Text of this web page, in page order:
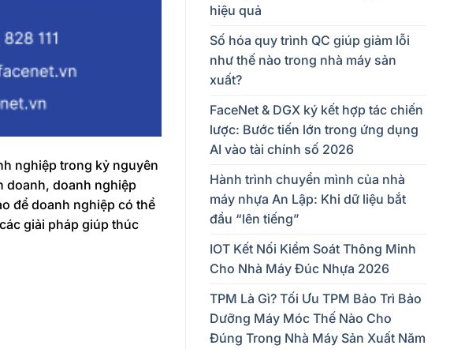
nghiệp trong kỷ nguyên
doanh, doanh nghiệp
để doanh nghiệp có thể
giải pháp giúp thúc
hiệu quả
Số hóa quy trình QC giúp giảm lỗi
như thế nào trong nhà máy sản
xuất?
FaceNet & DGX ký kết hợp tác chiến
lược: Bước tiến lớn trong ứng dụng
AI vào tài chính số 2026
Hành trình chuyển mình của nhà
máy nhựa An Lập: Khi dữ liệu bắt
đầu “lên tiếng”
IOT Kết Nối Kiểm Soát Thông Minh
Cho Nhà Máy Đúc Nhựa 2026
TPM Là Gì? Tối Ưu TPM Bảo Trì Bảo
Dưỡng Máy Móc Thế Nào Cho
Đúng Trong Nhà Máy Sản Xuất Năm